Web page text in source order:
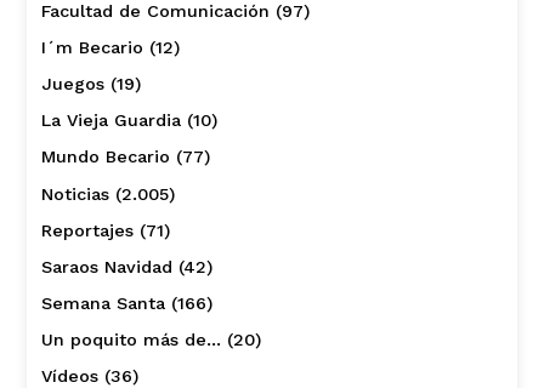
Facultad de Comunicación (97)
I´m Becario (12)
Juegos(19)
La Vieja Guardia(10)
Mundo Becario (77)
Noticias(2.005)
Reportajes(71)
Saraos Navidad (42)
Semana Santa(166)
Un poquito más de… (20)
Vídeos(36)